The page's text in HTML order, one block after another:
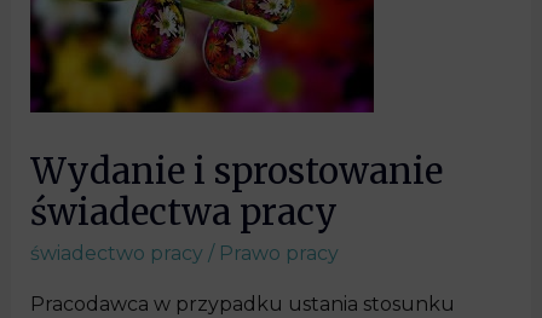
Wydanie i sprostowanie
świadectwa pracy
świadectwo pracy/ Prawo pracy
Pracodawca w przypadku ustania stosunku